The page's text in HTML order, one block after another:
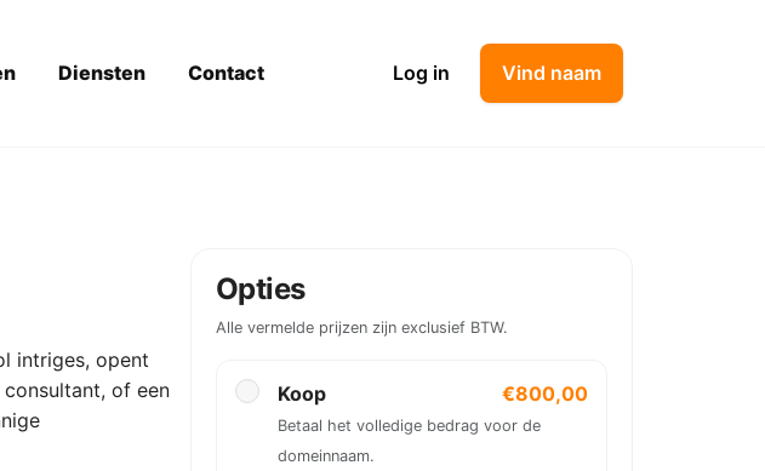
Diensten Contact Log in Vind naam
intriges, opent
of een
Opties
Alle vermelde prijzen zijn exclusief BTW.
Koop €800,00
Betaal het volledige bedrag voor de
domeinnaam.